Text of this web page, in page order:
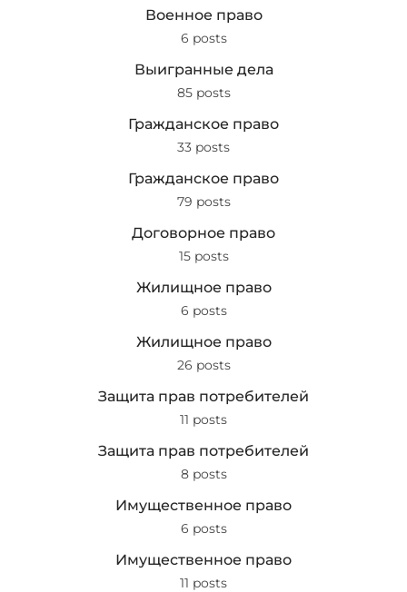
Военное право
6 posts
Выигранные дела
85 posts
Гражданское право
33 posts
Гражданское право
79 posts
Договорное право
15 posts
Жилищное право
6 posts
Жилищное право
26 posts
Защита прав потребителей
11 posts
Защита прав потребителей
8 posts
Имущественное право
6 posts
Имущественное право
11 posts